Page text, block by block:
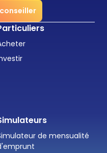
de mensualité